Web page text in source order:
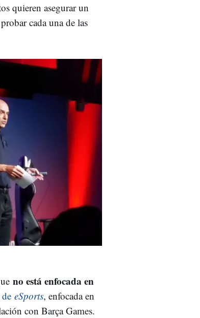
quieren asegurar un
cada una de las
no está enfocada en
eSports, enfocada en
con Barça Games.